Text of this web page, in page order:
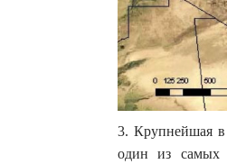
3. Крупнейшая в
один из самых